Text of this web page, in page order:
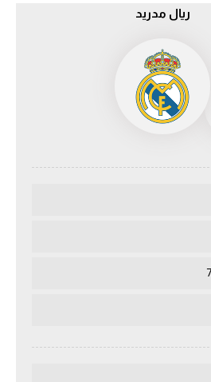
ريال مدريد